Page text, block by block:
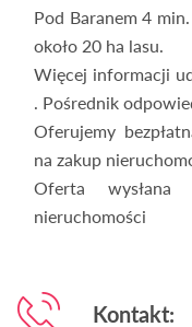
Pod Baranem 4
około 20 ha lasu.
Więcej informacji
. Pośrednik
Oferujemy
na zakup
Oferta
nieruchomości
Kontakt: